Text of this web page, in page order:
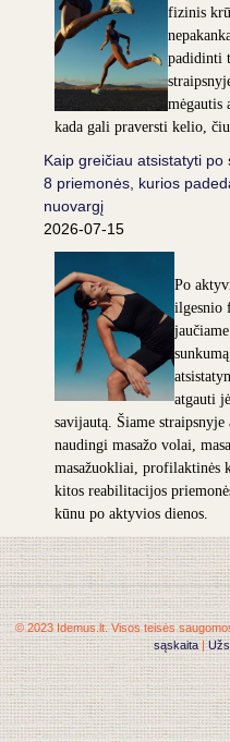
fizinis
padidinti
mėgautis
kada gali praversti kelio,
Kaip greičiau atsistatyti
8 priemonės, kurios
nuovargį
2026-07-15
Po
ilgesnio
atgauti
savijautą. Šiame
naudingi masažo volai,
masažuokliai, profilaktinės
kitos reabilitacijos
kūnu po aktyvios dienos.
© 2023 Idemus.lt. Visos teisės
sąskaita|